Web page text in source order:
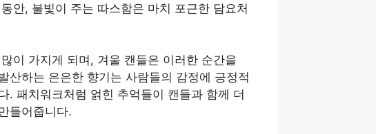
안, 불빛이 주는 따스함은 마치 포근한 담요처
이 가지게 되며, 겨울 캔들은 이러한 순간을
산하는 은은한 향기는 사람들의 감정에 긍정적
. 패치워크처럼 얽힌 추억들이 캔들과 함께 더
들어줍니다.